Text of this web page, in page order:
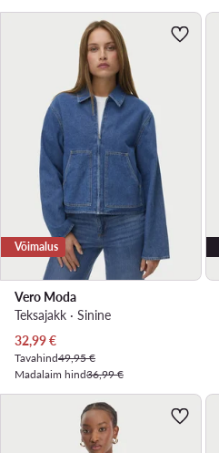
Võimalus
Vero Moda
Teksajakk · Sinine
Praegune hind
32,99€
Tavahind49,95 €
Madalaim hind36,99 €